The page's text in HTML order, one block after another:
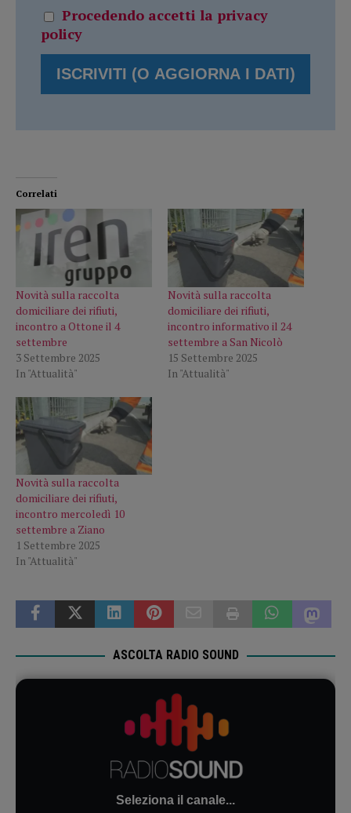
Procedendo accetti la privacy
policy
Correlati
Novità sulla raccolta
domiciliare dei rifiuti,
incontro a Ottone il 4
settembre
3 Settembre 2025
In "Attualità"
Novità sulla raccolta
domiciliare dei rifiuti,
incontro informativo il 24
settembre a San Nicolò
15 Settembre 2025
In "Attualità"
Novità sulla raccolta
domiciliare dei rifiuti,
incontro mercoledì 10
settembre a Ziano
1 Settembre 2025
In "Attualità"
ASCOLTA RADIO SOUND
Seleziona il canale...